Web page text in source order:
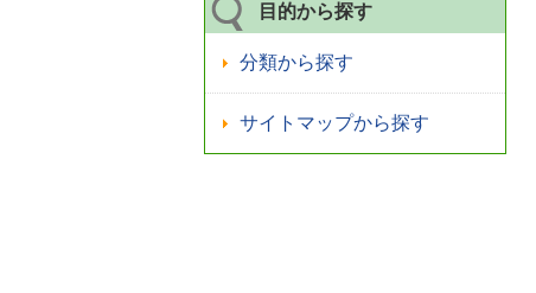
目的から探す
分類から探す
サイトマップから探す